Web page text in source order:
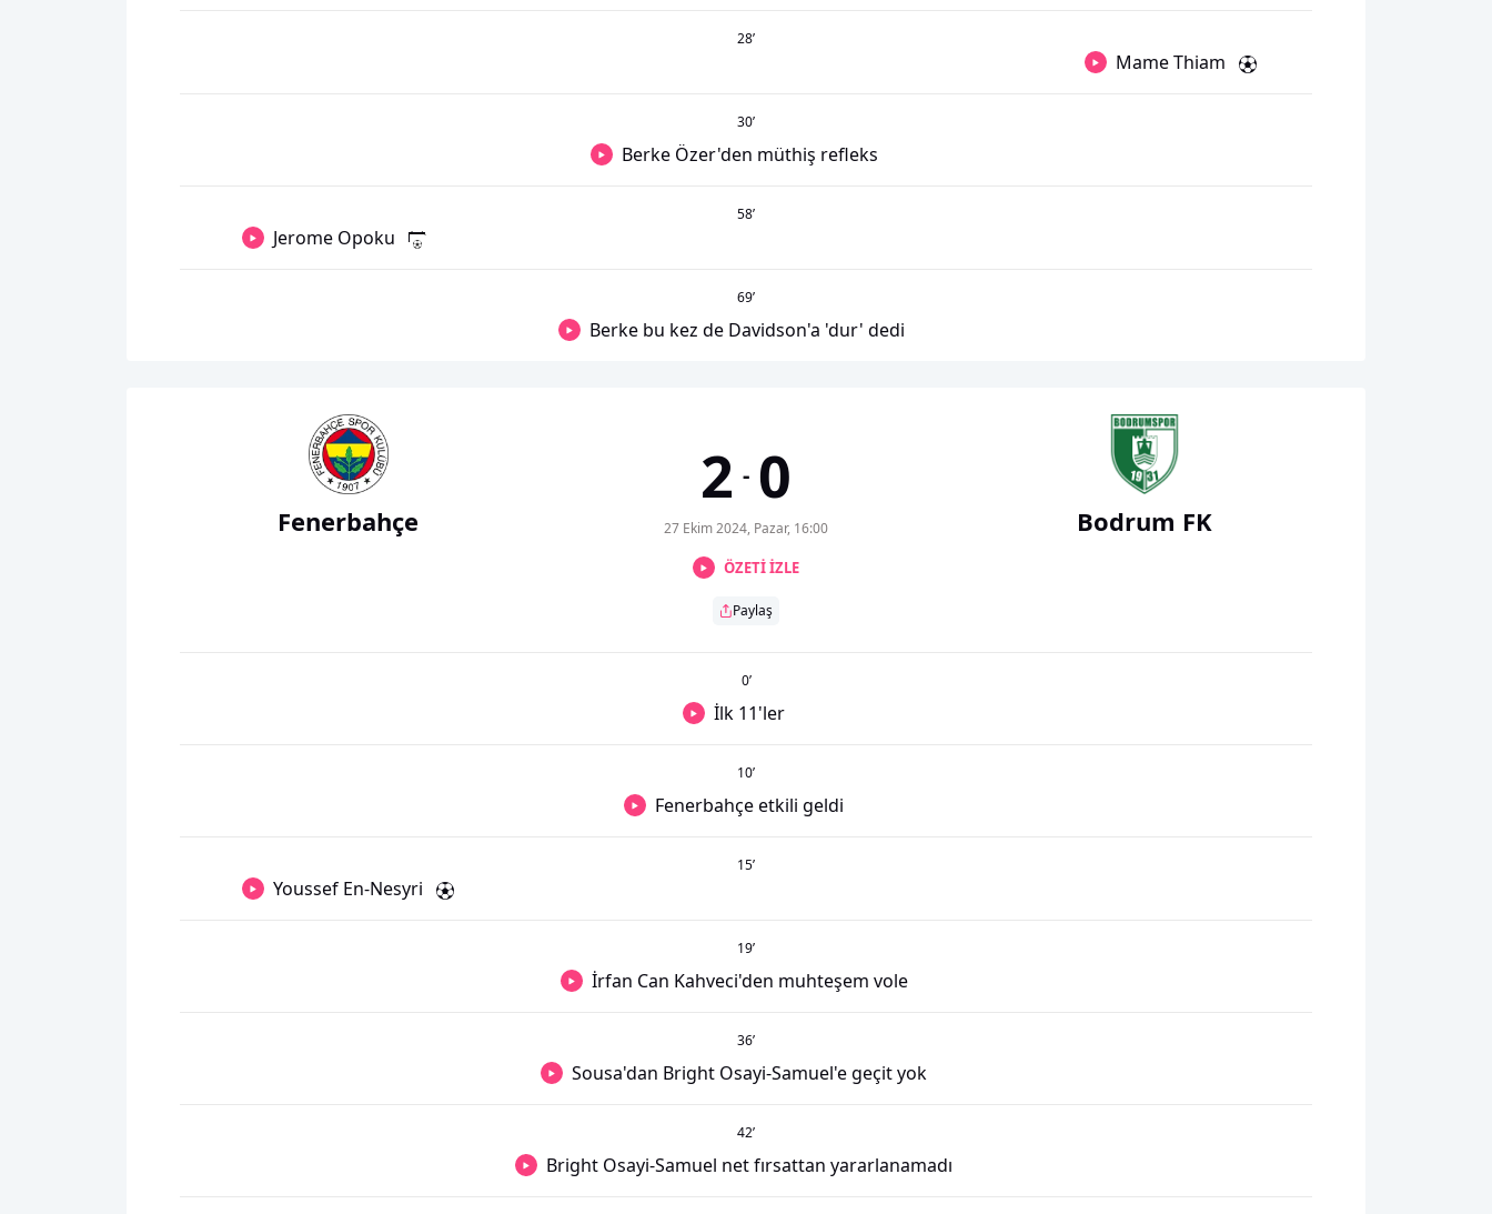
28’
Mame Thiam
30’
Berke Özer'den müthiş refleks
58’
Jerome Opoku
69’
Berke bu kez de Davidson'a 'dur' dedi
Fenerbahçe
2 - 0
27 Ekim 2024, Pazar, 16:00
ÖZETİ İZLE
Paylaş
Bodrum FK
0’
İlk 11'ler
10’
Fenerbahçe etkili geldi
15’
Youssef En-Nesyri
19’
İrfan Can Kahveci'den muhteşem vole
36’
Sousa'dan Bright Osayi-Samuel'e geçit yok
42’
Bright Osayi-Samuel net fırsattan yararlanamadı